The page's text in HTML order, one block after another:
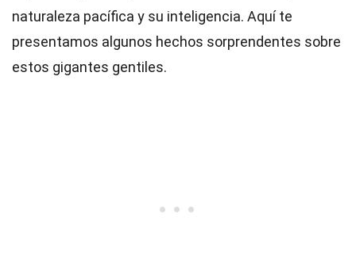
naturaleza pacífica y su inteligencia. Aquí te
presentamos algunos hechos sorprendentes sobre
estos gigantes gentiles.